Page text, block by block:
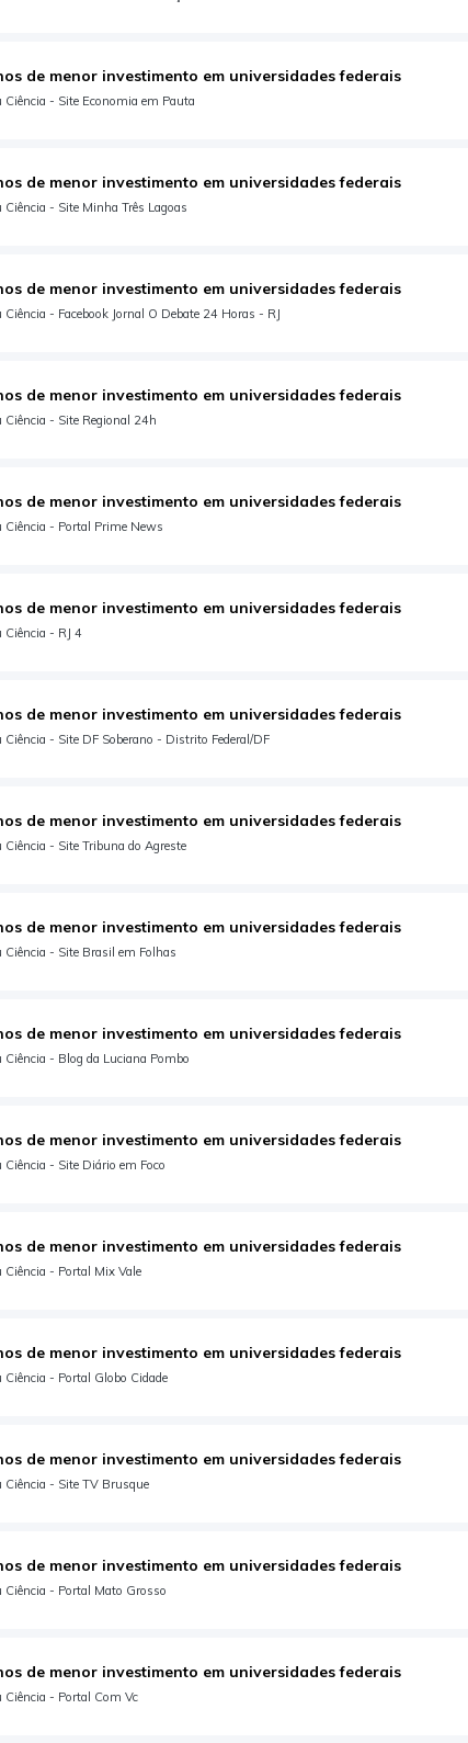
de menor investimento em universidades federais
- Site Economia em Pauta
de menor investimento em universidades federais
- Site Minha Três Lagoas
de menor investimento em universidades federais
- Facebook Jornal O Debate 24 Horas - RJ
de menor investimento em universidades federais
- Site Regional 24h
de menor investimento em universidades federais
- Portal Prime News
de menor investimento em universidades federais
- RJ 4
de menor investimento em universidades federais
- Site DF Soberano - Distrito Federal/DF
de menor investimento em universidades federais
- Site Tribuna do Agreste
de menor investimento em universidades federais
- Site Brasil em Folhas
de menor investimento em universidades federais
- Blog da Luciana Pombo
de menor investimento em universidades federais
- Site Diário em Foco
de menor investimento em universidades federais
- Portal Mix Vale
de menor investimento em universidades federais
- Portal Globo Cidade
de menor investimento em universidades federais
- Site TV Brusque
de menor investimento em universidades federais
- Portal Mato Grosso
de menor investimento em universidades federais
- Portal Com Vc